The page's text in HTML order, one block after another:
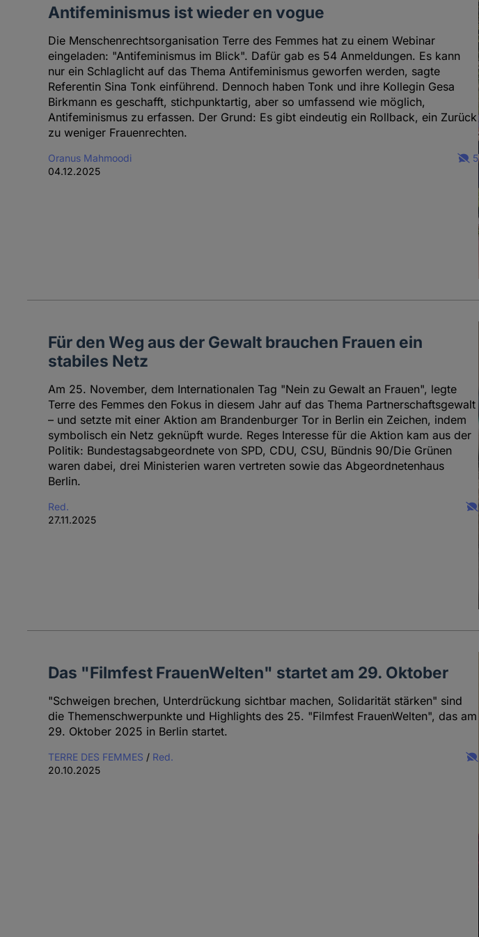
Antifeminismus ist wieder en vogue
Die Menschenrechtsorganisation Terre des Femmes hat zu einem Webinar
eingeladen: "Antifeminismus im Blick". Dafür gab es 54 Anmeldungen. Es kann
nur ein Schlaglicht auf das Thema Antifeminismus geworfen werden, sagte
Referentin Sina Tonk einführend. Dennoch haben Tonk und ihre Kollegin Gesa
Birkmann es geschafft, stichpunktartig, aber so umfassend wie möglich,
Antifeminismus zu erfassen. Der Grund: Es gibt eindeutig ein Rollback, ein Zurück
zu weniger Frauenrechten.
Oranus Mahmoodi
04.12.2025
5
Für den Weg aus der Gewalt brauchen Frauen ein
stabiles Netz
Am 25. November, dem Internationalen Tag "Nein zu Gewalt an Frauen", legte
Terre des Femmes den Fokus in diesem Jahr auf das Thema Partnerschaftsgewalt
– und setzte mit einer Aktion am Brandenburger Tor in Berlin ein Zeichen, indem
symbolisch ein Netz geknüpft wurde. Reges Interesse für die Aktion kam aus der
Politik: Bundestagsabgeordnete von SPD, CDU, CSU, Bündnis 90/Die Grünen
waren dabei, drei Ministerien waren vertreten sowie das Abgeordnetenhaus
Berlin.
Red.
27.11.2025
Das "Filmfest FrauenWelten" startet am 29. Oktober
"Schweigen brechen, Unterdrückung sichtbar machen, Solidarität stärken" sind
die Themenschwerpunkte und Highlights des 25. "Filmfest FrauenWelten", das am
29. Oktober 2025 in Berlin startet.
TERRE DES FEMMES / Red.
20.10.2025